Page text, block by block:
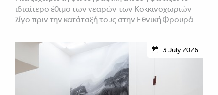
ιδιαίτερο έθιμο των νεαρών των Κοκκινοχωριών
λίγο πριν την κατάταξή τους στην Εθνική Φρουρά
3 July 2026